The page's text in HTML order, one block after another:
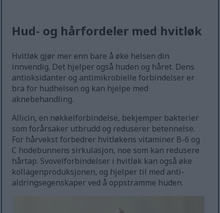
Hud- og hårfordeler med hvitløk
Hvitløk gjør mer enn bare å øke helsen din
innvendig. Det hjelper også huden og håret. Dens
antioksidanter og antimikrobielle forbindelser er
bra for hudhelsen og kan hjelpe med
aknebehandling.
Allicin, en nøkkelforbindelse, bekjemper bakterier
som forårsaker utbrudd og reduserer betennelse.
For hårvekst forbedrer hvitløkens vitaminer B-6 og
C hodebunnens sirkulasjon, noe som kan redusere
hårtap. Svovelforbindelser i hvitløk kan også øke
kollagenproduksjonen, og hjelper til med anti-
aldringsegenskaper ved å oppstramme huden.